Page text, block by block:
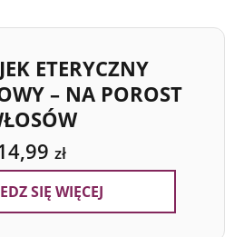
ETERYCZNY
– NA POROST
zł
SIĘ WIĘCEJ